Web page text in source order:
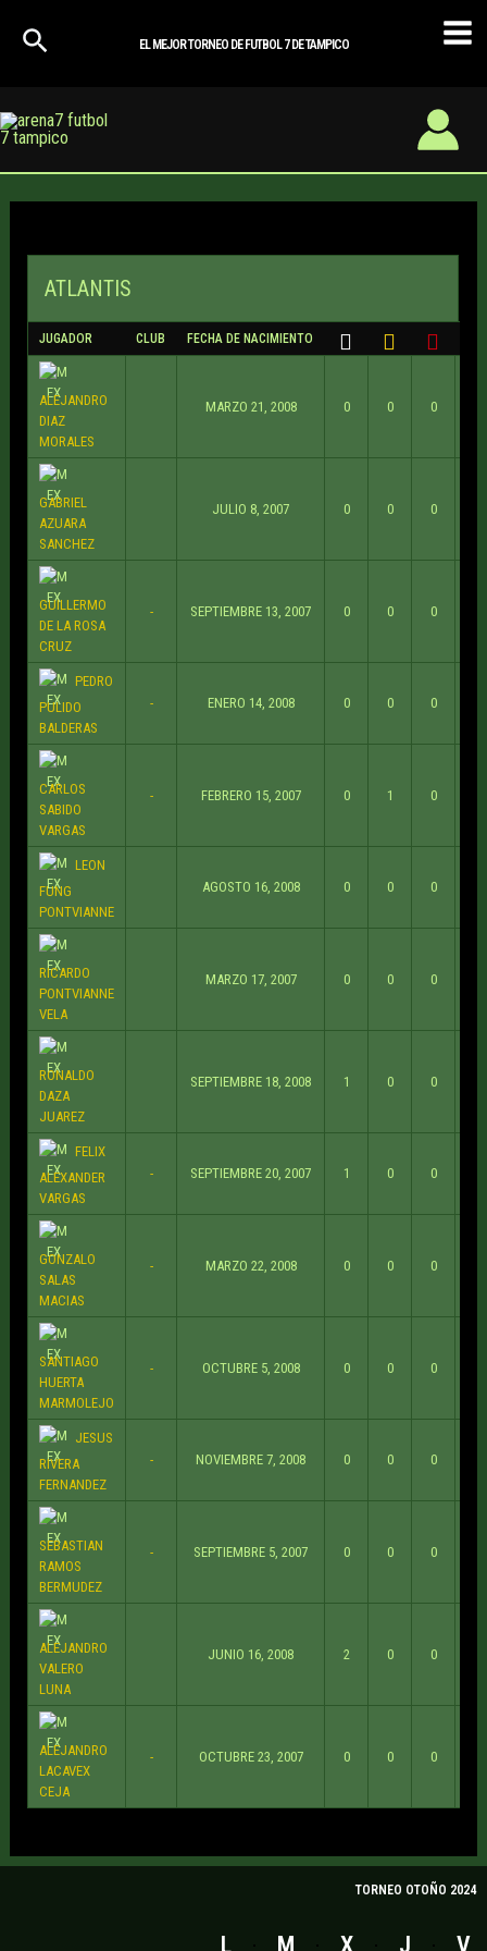
EL MEJOR TORNEO DE FUTBOL 7 DE TAMPICO
ATLANTIS
JUGADOR CLUB FECHA DE NACIMIENTO
ALEJANDRO
DIAZ
MORALES
MARZO 21, 2008 0 0 0
GABRIEL
AZUARA
SANCHEZ
JULIO 8, 2007 0 0 0
GUILLERMO
DE LA ROSA
CRUZ
- SEPTIEMBRE 13, 2007 0 0 0
PEDRO
PULIDO
BALDERAS
- ENERO 14, 2008 0 0 0
CARLOS
SABIDO
VARGAS
- FEBRERO 15, 2007 0 1 0
LEON
FUNG
PONTVIANNE
AGOSTO 16, 2008 0 0 0
RICARDO
PONTVIANNE
VELA
MARZO 17, 2007 0 0 0
RONALDO
DAZA
JUAREZ
SEPTIEMBRE 18, 2008 1 0 0
FELIX
ALEXANDER
VARGAS
- SEPTIEMBRE 20, 2007 1 0 0
GONZALO
SALAS
MACIAS
- MARZO 22, 2008 0 0 0
SANTIAGO
HUERTA
MARMOLEJO
- OCTUBRE 5, 2008 0 0 0
JESUS
RIVERA
FERNANDEZ
- NOVIEMBRE 7, 2008 0 0 0
SEBASTIAN
RAMOS
BERMUDEZ
- SEPTIEMBRE 5, 2007 0 0 0
ALEJANDRO
VALERO
LUNA
JUNIO 16, 2008 2 0 0
ALEJANDRO
LACAVEX
CEJA
- OCTUBRE 23, 2007 0 0 0
TORNEO OTOÑO 2024
L M X J V